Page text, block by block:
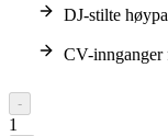
DJ-stilte
CV-
-
1